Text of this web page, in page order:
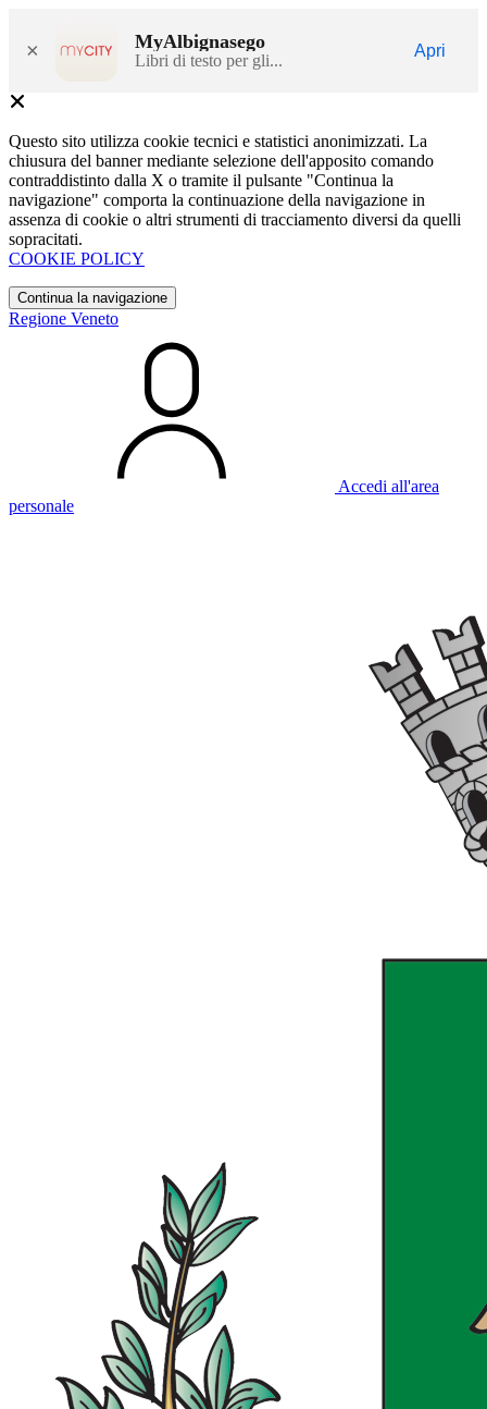
× MyAlbignasego
Libri di testo per gli...
Apri
Questo sito utilizza cookie tecnici e statistici anonimizzati. La
chiusura del banner mediante selezione dell'apposito comando
contraddistinto dalla X o tramite il pulsante "Continua la
navigazione" comporta la continuazione della navigazione in
assenza di cookie o altri strumenti di tracciamento diversi da quelli
sopracitati.
COOKIE POLICY
Continua la navigazione
Regione Veneto
Accedi all'area
personale